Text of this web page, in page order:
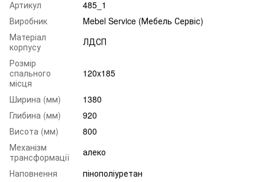
Артикул
485_1
Виробник
Mebel Service (Мебель Сервіс)
Матеріал
корпусу
ЛДСП
Розмір
спального
місця
120x185
Ширина (мм)
1380
Глибина (мм)
920
Висота (мм)
800
Механізм
трансформації
алеко
Наповнення
пінополіуретан